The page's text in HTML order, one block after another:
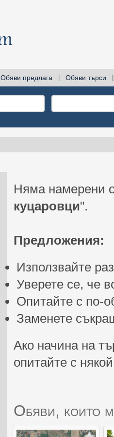
Обяви предлага Обяви търси
Няма намерени
куцаровци".
Предложения:
Използвайте
Уверете се, че
Опитайте с по-
Заменете
Ако начина на
опитайте с
Обяви, които